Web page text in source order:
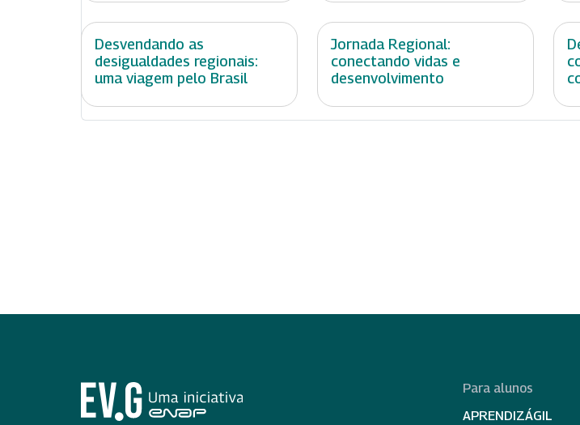
Desvendando as
desigualdades regionais:
uma viagem pelo Brasil
Jornada Regional:
conectando vidas e
desenvolvimento
Para alunos
APRENDIZÁGIL